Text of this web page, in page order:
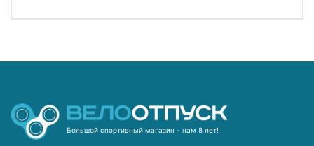
Большой спортивный магазин - нам 8 лет!